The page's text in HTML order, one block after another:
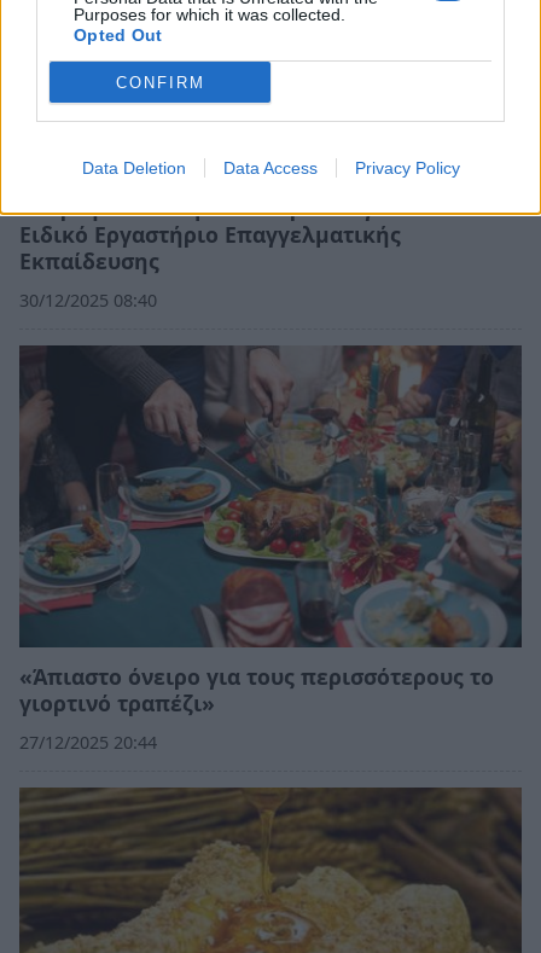
Purposes for which it was collected.
Opted Out
CONFIRM
Data Deletion Data Access Privacy Policy
Σπάρτη: Το πνεύμα των Χριστουγέννων στο
Ειδικό Εργαστήριο Επαγγελματικής
Εκπαίδευσης
30/12/2025 08:40
«Άπιαστο όνειρο για τους περισσότερους το
γιορτινό τραπέζι»
27/12/2025 20:44